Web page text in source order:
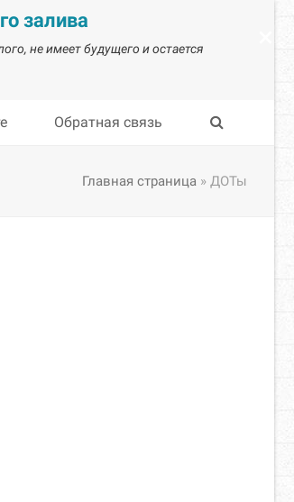
залива
не имеет будущего и остается
Обратная связь
Главная страница » ДОТы